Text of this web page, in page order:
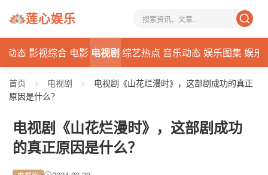
莲心娱乐
动态 影视综合 电影 电视剧综艺热点 音乐动态娱乐图集娱乐
首页 > 电视剧 >
电视剧《山花烂漫时》，这部剧成功的真正
原因是什么？
电视剧《山花烂漫时》，这部剧成功
的真正原因是什么？